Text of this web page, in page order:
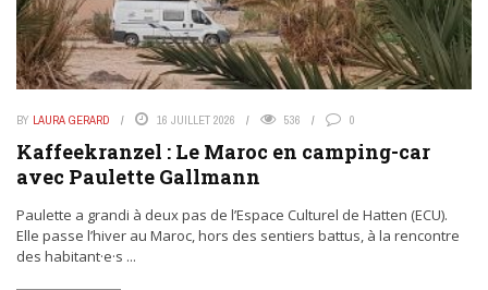
BY LAURA GERARD 16 JUILLET 2026 536 0
Kaffeekranzel : Le Maroc en camping-car
avec Paulette Gallmann
Paulette a grandi à deux pas de l’Espace Culturel de Hatten (ECU).
Elle passe l’hiver au Maroc, hors des sentiers battus, à la rencontre
des habitant·e·s ...